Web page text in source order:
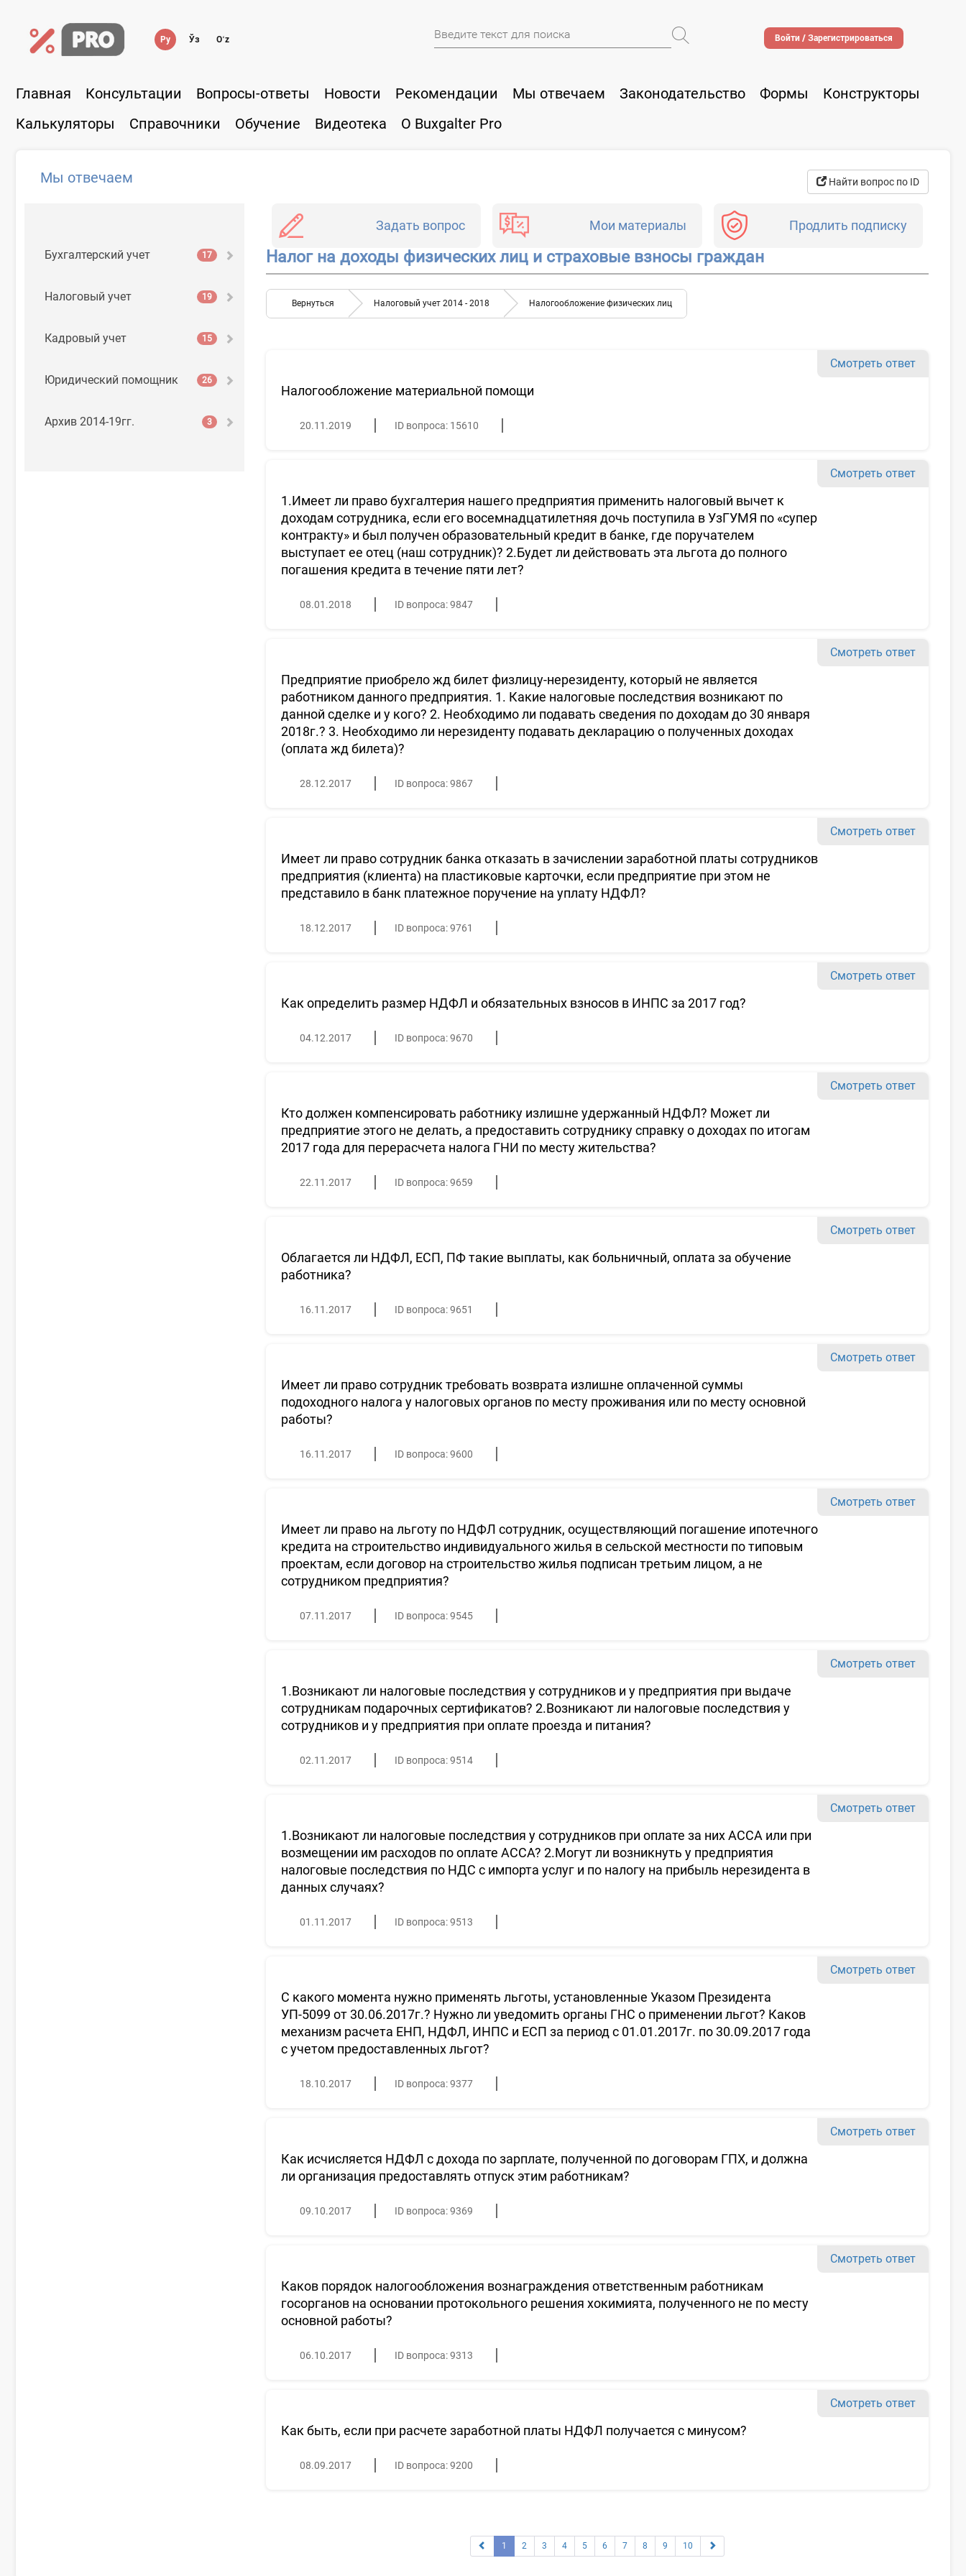
Ру Ўз Oʻz Войти / Зарегистрироваться
Главная Консультации Вопросы-ответы Новости Рекомендации Мы отвечаем Законодательство Формы
Конструкторы
Калькуляторы
Справочники Обучение Видеотека О Buxgalter Pro
Найти вопрос по ID
Мы отвечаем
Бухгалтерский учет 17
Налоговый учет 19
Кадровый учет 15
Юридический помощник 26
Архив 2014-19гг. 3
Задать вопрос Мои материалы Продлить подписку
Налог на доходы физических лиц и страховые взносы граждан
Вернуться Налоговый учет 2014 - 2018 Налогообложение физических лиц
Налогообложение материальной помощи
20.11.2019 ID вопроса: 15610
Смотреть ответ
1.Имеет ли право бухгалтерия нашего предприятия применить налоговый вычет к
доходам сотрудника, если его восемнадцатилетняя дочь поступила в УзГУМЯ по «супер
контракту» и был получен образовательный кредит в банке, где поручателем
выступает ее отец (наш сотрудник)? 2.Будет ли действовать эта льгота до полного
погашения кредита в течение пяти лет?
08.01.2018 ID вопроса: 9847
Смотреть ответ
Предприятие приобрело жд билет физлицу-нерезиденту, который не является
работником данного предприятия. 1. Какие налоговые последствия возникают по
данной сделке и у кого? 2. Необходимо ли подавать сведения по доходам до 30 января
2018г.? 3. Необходимо ли нерезиденту подавать декларацию о полученных доходах
(оплата жд билета)?
28.12.2017 ID вопроса: 9867
Смотреть ответ
Имеет ли право сотрудник банка отказать в зачислении заработной платы сотрудников
предприятия (клиента) на пластиковые карточки, если предприятие при этом не
представило в банк платежное поручение на уплату НДФЛ?
18.12.2017 ID вопроса: 9761
Смотреть ответ
Как определить размер НДФЛ и обязательных взносов в ИНПС за 2017 год?
04.12.2017 ID вопроса: 9670
Смотреть ответ
Кто должен компенсировать работнику излишне удержанный НДФЛ? Может ли
предприятие этого не делать, а предоставить сотруднику справку о доходах по итогам
2017 года для перерасчета налога ГНИ по месту жительства?
22.11.2017 ID вопроса: 9659
Смотреть ответ
Облагается ли НДФЛ, ЕСП, ПФ такие выплаты, как больничный, оплата за обучение
работника?
16.11.2017 ID вопроса: 9651
Смотреть ответ
Имеет ли право сотрудник требовать возврата излишне оплаченной суммы
подоходного налога у налоговых органов по месту проживания или по месту основной
работы?
16.11.2017 ID вопроса: 9600
Смотреть ответ
Имеет ли право на льготу по НДФЛ сотрудник, осуществляющий погашение ипотечного
кредита на строительство индивидуального жилья в сельской местности по типовым
проектам, если договор на строительство жилья подписан третьим лицом, а не
сотрудником предприятия?
07.11.2017 ID вопроса: 9545
Смотреть ответ
1.Возникают ли налоговые последствия у сотрудников и у предприятия при выдаче
сотрудникам подарочных сертификатов? 2.Возникают ли налоговые последствия у
сотрудников и у предприятия при оплате проезда и питания?
02.11.2017 ID вопроса: 9514
Смотреть ответ
1.Возникают ли налоговые последствия у сотрудников при оплате за них АССА или при
возмещении им расходов по оплате АССА? 2.Могут ли возникнуть у предприятия
налоговые последствия по НДС с импорта услуг и по налогу на прибыль нерезидента в
данных случаях?
01.11.2017 ID вопроса: 9513
Смотреть ответ
С какого момента нужно применять льготы, установленные Указом Президента
УП-5099 от 30.06.2017г.? Нужно ли уведомить органы ГНС о применении льгот? Каков
механизм расчета ЕНП, НДФЛ, ИНПС и ЕСП за период с 01.01.2017г. по 30.09.2017 года
с учетом предоставленных льгот?
18.10.2017 ID вопроса: 9377
Смотреть ответ
Как исчисляется НДФЛ с дохода по зарплате, полученной по договорам ГПХ, и должна
ли организация предоставлять отпуск этим работникам?
09.10.2017 ID вопроса: 9369
Смотреть ответ
Каков порядок налогообложения вознаграждения ответственным работникам
госорганов на основании протокольного решения хокимията, полученного не по месту
основной работы?
06.10.2017 ID вопроса: 9313
Смотреть ответ
Как быть, если при расчете заработной платы НДФЛ получается с минусом?
08.09.2017 ID вопроса: 9200
Смотреть ответ
1 2 3 4 5 6 7 8 9 10